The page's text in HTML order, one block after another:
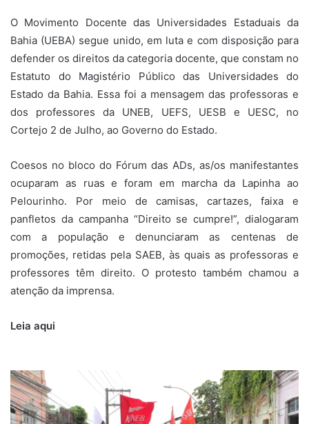
O Movimento Docente das Universidades Estaduais da
Bahia (UEBA) segue unido, em luta e com disposição para
defender os direitos da categoria docente, que constam no
Estatuto do Magistério Público das Universidades do
Estado da Bahia. Essa foi a mensagem das professoras e
dos professores da UNEB, UEFS, UESB e UESC, no
Cortejo 2 de Julho, ao Governo do Estado.
Coesos no bloco do Fórum das ADs, as/os manifestantes
ocuparam as ruas e foram em marcha da Lapinha ao
Pelourinho. Por meio de camisas, cartazes, faixa e
panfletos da campanha “Direito se cumpre!”, dialogaram
com a população e denunciaram as centenas de
promoções, retidas pela SAEB, às quais as professoras e
professores têm direito. O protesto também chamou a
atenção da imprensa.
Leia aqui